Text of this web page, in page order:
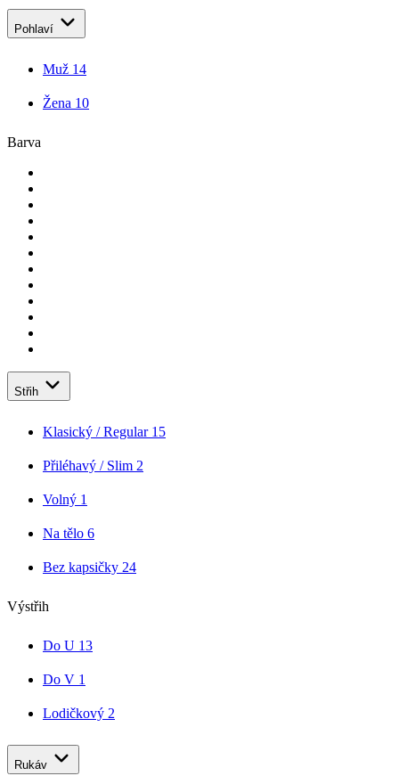
Pohlaví
Muž 14
Žena 10
Barva
Střih
Klasický / Regular 15
Přiléhavý / Slim 2
Volný 1
Na tělo 6
Bez kapsičky 24
Výstřih
Do U 13
Do V 1
Lodičkový 2
Rukáv